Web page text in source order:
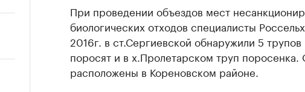
При проведении объездов мест
биологических отходов специалисты
2016г. в ст.Сергиевской обнаружили 5
поросят и в х.Пролетарском труп поросенка.
расположены в Кореновском районе.